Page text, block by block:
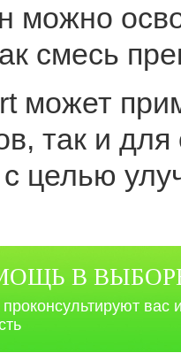
можно
смесь
может
так и для
целью
В
вас